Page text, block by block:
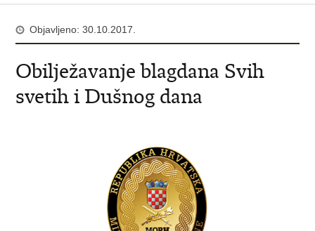
Objavljeno: 30.10.2017.
Obilježavanje blagdana Svih
svetih i Dušnog dana